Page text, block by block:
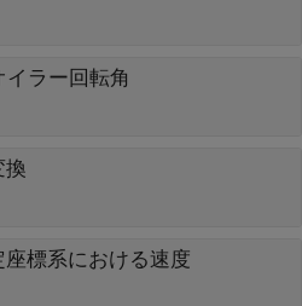
イラー回転角
換
座標系における速度